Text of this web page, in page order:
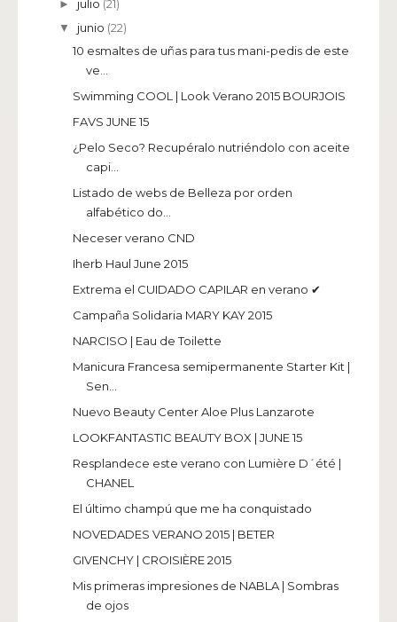
► julio (21)
▼ junio (22)
10 esmaltes de uñas para tus mani-pedis de este
ve...
Swimming COOL | Look Verano 2015 BOURJOIS
FAVS JUNE 15
¿Pelo Seco? Recupéralo nutriéndolo con aceite
capi...
Listado de webs de Belleza por orden
alfabético do...
Neceser verano CND
Iherb Haul June 2015
Extrema el CUIDADO CAPILAR en verano ✔
Campaña Solidaria MARY KAY 2015
NARCISO | Eau de Toilette
Manicura Francesa semipermanente Starter Kit |
Sen...
Nuevo Beauty Center Aloe Plus Lanzarote
LOOKFANTASTIC BEAUTY BOX | JUNE 15
Resplandece este verano con Lumière D´été |
CHANEL
El último champú que me ha conquistado
NOVEDADES VERANO 2015 | BETER
GIVENCHY | CROISIÈRE 2015
Mis primeras impresiones de NABLA | Sombras
de ojos